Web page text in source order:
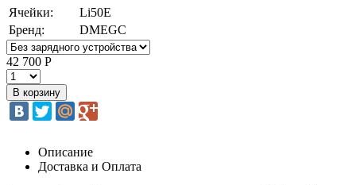
Ячейки:
Li50E
Бренд:
DMEGC
42 700 Р
Описание
Доставка и Оплата